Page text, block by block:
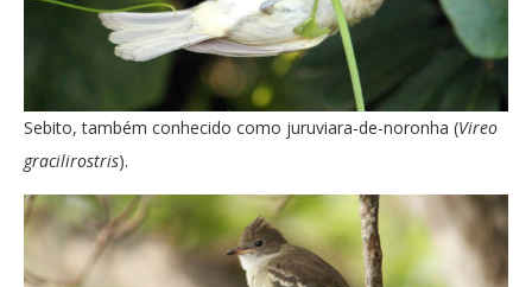
Sebito, também conhecido como juruviara-de-noronha (Vireo
gracilirostris).